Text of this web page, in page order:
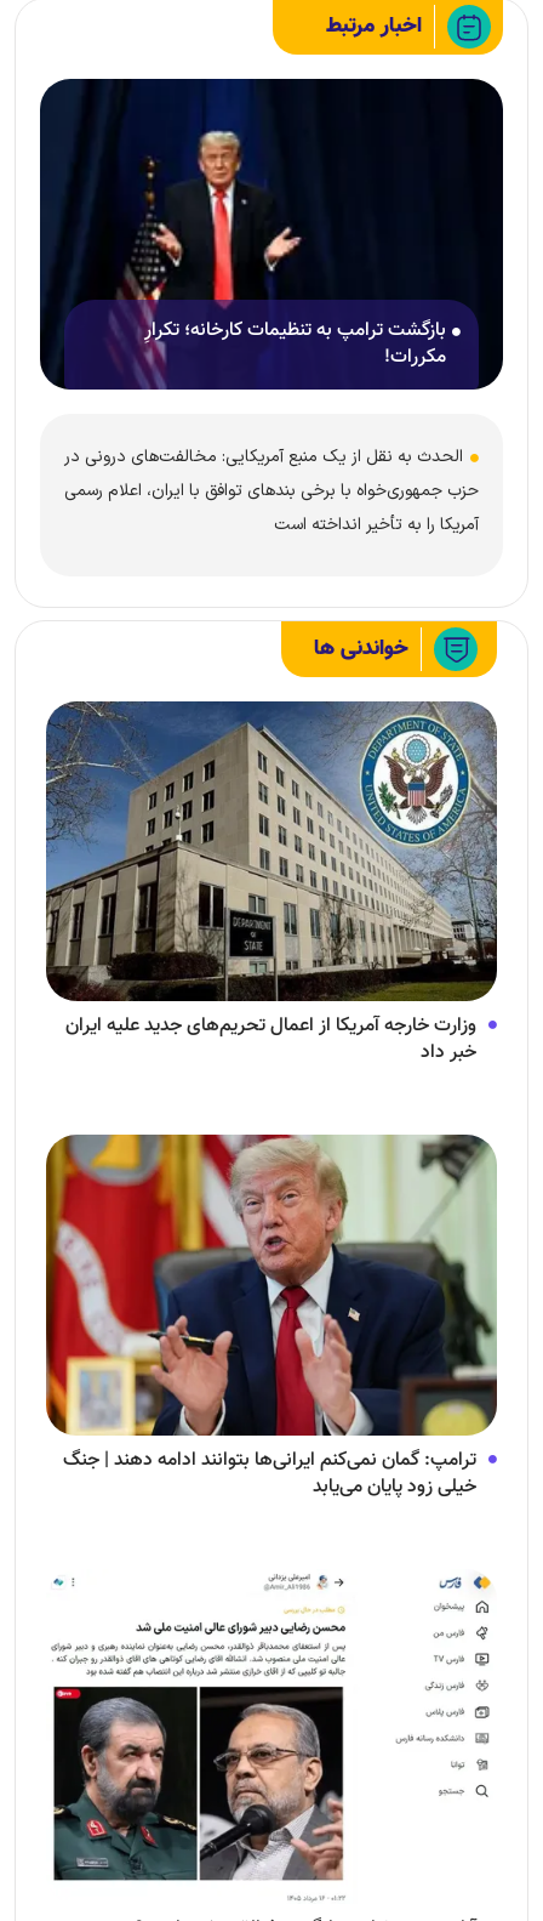
اخبار مرتبط
بازگشت ترامپ به تنظیمات کارخانه؛ تکرارِ
مکررات!
الحدث به نقل از یک منبع آمریکایی: مخالفت‌های درونی در
حزب جمهوری‌خواه با برخی بند‌های توافق با ایران، اعلام رسمی
آمریکا را به تأخیر انداخته است
خواندنی ها
وزارت خارجه آمریکا از اعمال تحریم‌های جدید علیه ایران
خبر داد
ترامپ: گمان نمی‌کنم ایرانی‌ها بتوانند ادامه دهند | جنگ
خیلی زود پایان می‌یابد